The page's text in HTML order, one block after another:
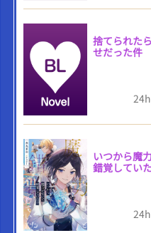
捨てられた
せだった件
いつから魔
錯覚してい